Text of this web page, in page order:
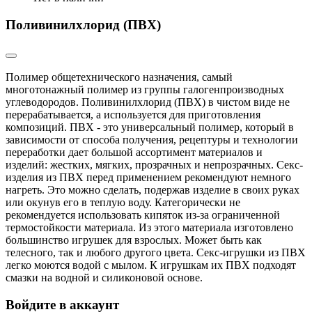
Поливинилхлорид (ПВХ)
Полимер общетехнического назначения, самый
многотонажный полимер из группы галогенпроизводных
углеводородов. Поливинилхлорид (ПВХ) в чистом виде не
перерабатывается, а используется для приготовления
композиций. ПВХ - это универсальный полимер, который в
зависимости от способа получения, рецептуры и технологии
переработки дает большой ассортимент материалов и
изделий: жестких, мягких, прозрачных и непрозрачных. Секс-
изделия из ПВХ перед применением рекомендуют немного
нагреть. Это можно сделать, подержав изделие в своих руках
или окунув его в теплую воду. Категорически не
рекомендуется использовать кипяток из-за ограниченной
термостойкости материала. Из этого материала изготовлено
большинство игрушек для взрослых. Может быть как
телесного, так и любого другого цвета. Секс-игрушки из ПВХ
легко моются водой с мылом. К игрушкам их ПВХ подходят
смазки на водной и силиконовой основе.
Войдите в аккаунт